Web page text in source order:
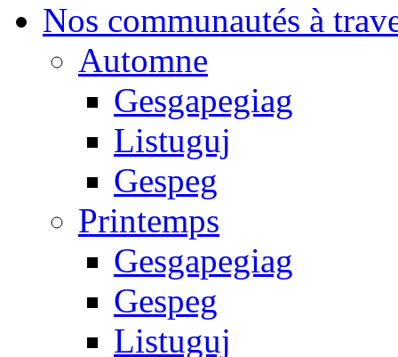
Nos communautés à
Automne
Gesgapegiag
Listuguj
Gespeg
Printemps
Gesgapegiag
Gespeg
Listuguj